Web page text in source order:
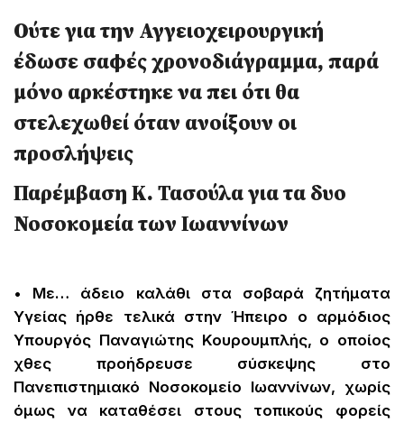
Ούτε για την Αγγειοχειρουργική
έδωσε σαφές χρονοδιάγραμμα, παρά
μόνο αρκέστηκε να πει ότι θα
στελεχωθεί όταν ανοίξουν οι
προσλήψεις
Παρέμβαση Κ. Τασούλα για τα δυο
Νοσοκομεία των Ιωαννίνων
• Με… άδειο καλάθι στα σοβαρά ζητήματα
Υγείας ήρθε τελικά στην Ήπειρο ο αρμόδιος
Υπουργός Παναγιώτης Κουρουμπλής, ο οποίος
χθες προήδρευσε σύσκεψης στο
Πανεπιστημιακό Νοσοκομείο Ιωαννίνων, χωρίς
όμως να καταθέσει στους τοπικούς φορείς